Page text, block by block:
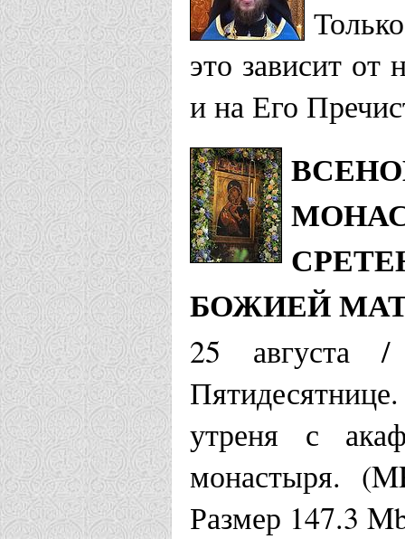
это зависит от
и на Его
БОЖИЕЙ
25 августа
утреня с
монастыря.
Размер 147.3